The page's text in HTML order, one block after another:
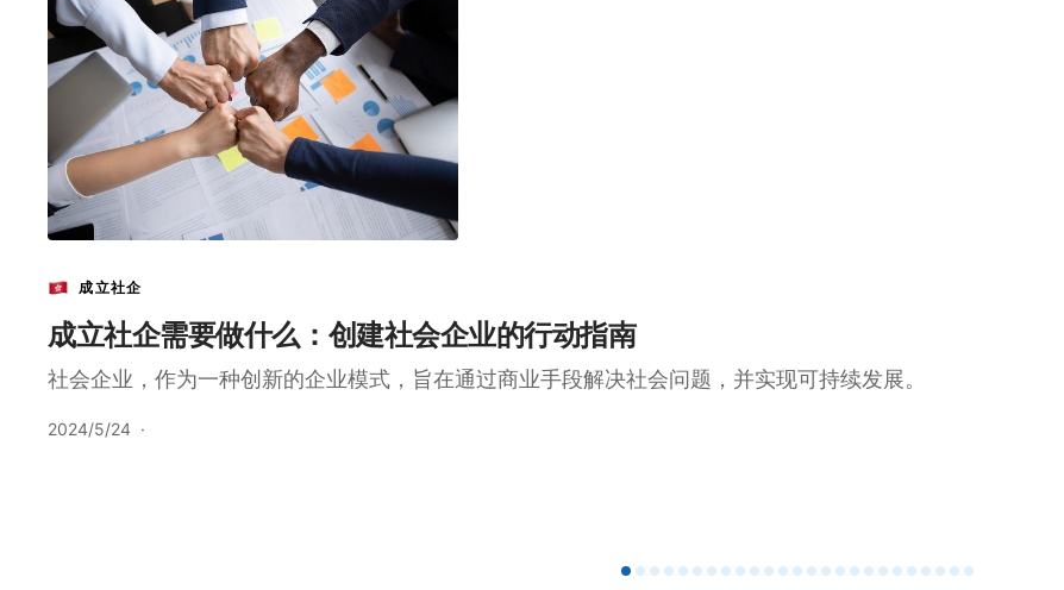
成立社企
成立社企需要做什么：创建社会企业的行动指南
社会企业，作为一种创新的企业模式，旨在通过商业手段解决社会问题，并实现可持续发展。
2024/5/24 ·